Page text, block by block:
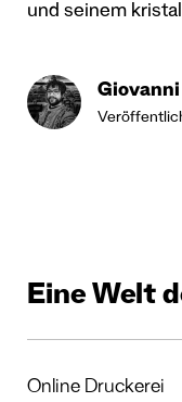
und seinem
Eine Welt
Online Druckerei